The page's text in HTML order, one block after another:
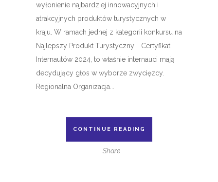
wyłonienie najbardziej innowacyjnych i
atrakcyjnych produktów turystycznych w
kraju. W ramach jednej z kategorii konkursu na
Najlepszy Produkt Turystyczny - Certyfikat
Internautów 2024, to właśnie internauci mają
decydujący głos w wyborze zwycięzcy.
Regionalna Organizacja...
CONTINUE READING
Share